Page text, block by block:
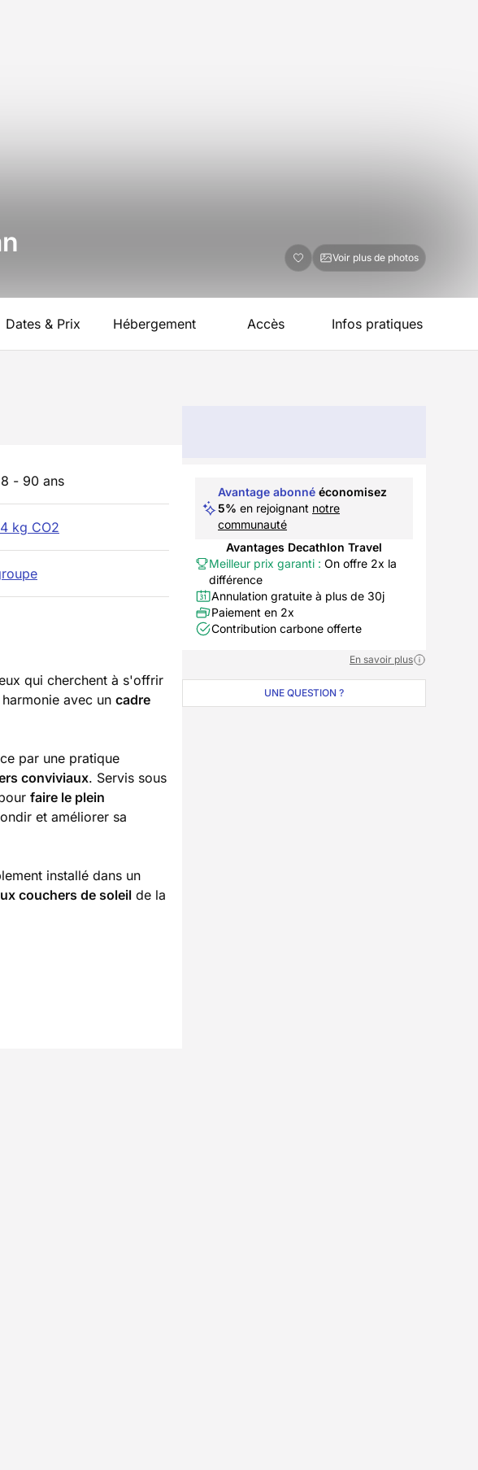
Voir plus de photos
Dates & Prix Hébergement Accès Infos pratiques
- 90 ans
kg CO2
qui cherchent à s'offrir
avec un cadre
par une pratique
conviviaux. Servis sous
faire le plein
et améliorer sa
installé dans un
couchers de soleil de la
Avantage abonné économisez
5% en rejoignant notre
communauté
Avantages Decathlon Travel
Meilleur prix garanti : On offre 2x la
différence
Annulation gratuite à plus de 30j
Paiement en 2x
Contribution carbone offerte
En savoir plus
UNE QUESTION ?